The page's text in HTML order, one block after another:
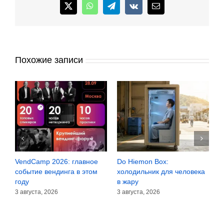
X WhatsAppTelegram
Vk Email
Похожие записи
VendCamp 2026: главное
событие вендинга в этом
году
3 августа, 2026
Do Hiemon Box:
холодильник для человека
в жару
3 августа, 2026